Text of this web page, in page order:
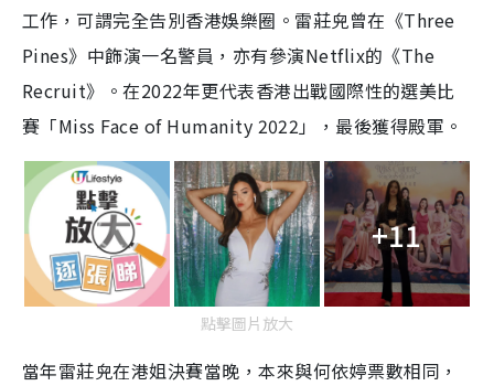
工作，可謂完全告別香港娛樂圈。雷莊𠒇曾在《Three
Pines》中飾演一名警員，亦有參演Netflix的《The
Recruit》。在2022年更代表香港出戰國際性的選美比
賽「Miss Face of Humanity 2022」，最後獲得殿軍。
+11
點擊圖片放大
當年雷莊𠒇在港姐決賽當晚，本來與何依婷票數相同，